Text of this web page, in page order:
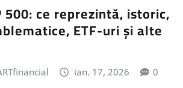
500: ce reprezintă, istoric,
ETF-uri și alte
ian. 17, 2026 0